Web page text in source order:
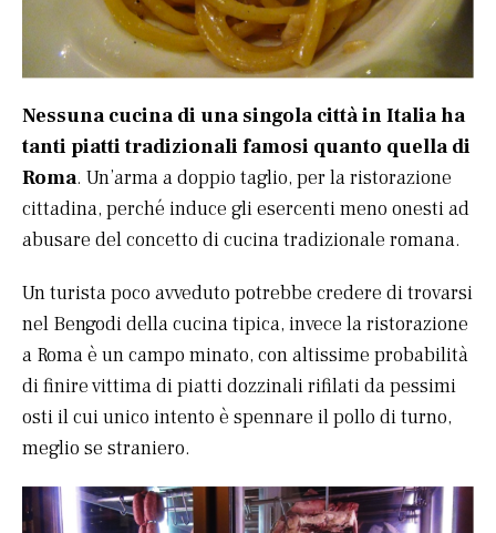
Nessuna cucina di una singola città in Italia ha
tanti piatti tradizionali famosi quanto quella di
Roma. Un’arma a doppio taglio, per la ristorazione
cittadina, perché induce gli esercenti meno onesti ad
abusare del concetto di cucina tradizionale romana.
Un turista poco avveduto potrebbe credere di trovarsi
nel Bengodi della cucina tipica, invece la ristorazione
a Roma è un campo minato, con altissime probabilità
di finire vittima di piatti dozzinali rifilati da pessimi
osti il cui unico intento è spennare il pollo di turno,
meglio se straniero.